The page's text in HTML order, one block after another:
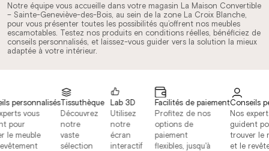
Notre équipe vous accueille dans votre magasin La Maison Convertible
– Sainte-Geneviève-des-Bois, au sein de la zone La Croix Blanche,
pour vous présenter toutes les possibilités qu’offrent nos meubles
escamotables. Testez nos produits en conditions réelles, bénéficiez de
conseils personnalisés, et laissez-vous guider vers la solution la mieux
adaptée à votre intérieur.
vous
meuble
Tissuthèque
Découvrez
notre
vaste
sélection
Lab 3D
Utilisez
notre
écran
interactif
Facilités de paiement
Profitez de nos
options de
paiement
flexibles, jusqu'à
Conseils
Nos experts
guident pour
trouver le
et le